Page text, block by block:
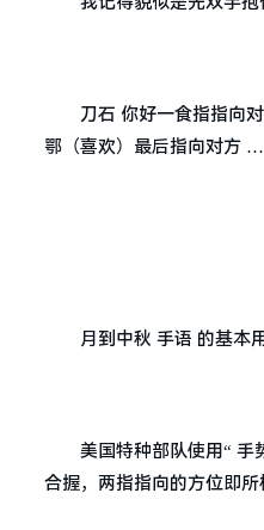
刀石 你好一食指指向
鄂（喜欢）最后指向对方 …
月到中秋 手语 的基本
美国特种部队使用“ 手
合握，两指指向的方位即所